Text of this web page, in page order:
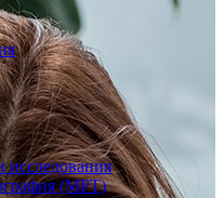
исследования
(МРТ)